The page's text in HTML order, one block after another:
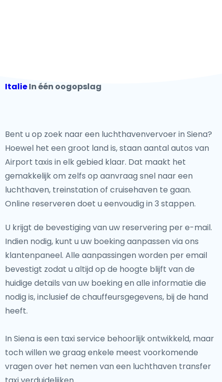
ItalieIn één oogopslag
Bent u op zoek naar een luchthavenvervoer in Siena?
Hoewel het een groot land is, staan aantal autos van
Airport taxis in elk gebied klaar. Dat maakt het
gemakkelijk om zelfs op aanvraag snel naar een
luchthaven, treinstation of cruisehaven te gaan.
Online reserveren doet u eenvoudig in 3 stappen.
U krijgt de bevestiging van uw reservering per e-mail.
Indien nodig, kunt u uw boeking aanpassen via ons
klantenpaneel. Alle aanpassingen worden per email
bevestigt zodat u altijd op de hoogte blijft van de
huidige details van uw boeking en alle informatie die
nodig is, inclusief de chauffeursgegevens, bij de hand
heeft.
In Siena is een taxi service behoorlijk ontwikkeld, maar
toch willen we graag enkele meest voorkomende
vragen over het nemen van een luchthaven transfer